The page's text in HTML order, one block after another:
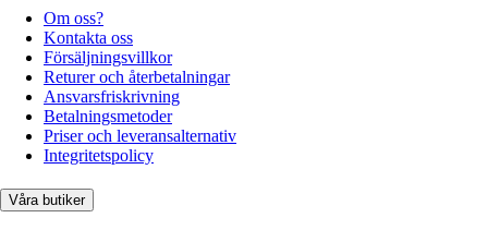
Om oss?
Kontakta oss
Försäljningsvillkor
Returer och återbetalningar
Ansvarsfriskrivning
Betalningsmetoder
Priser och leveransalternativ
Integritetspolicy
Våra butiker